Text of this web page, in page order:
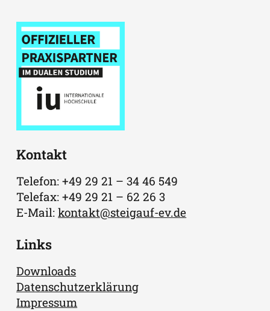
Kontakt
Telefon: +49 29 21 – 34 46 549
Telefax: +49 29 21 – 62 26 3
E-Mail:kontakt@steigauf-ev.de
Links
Downloads
Datenschutzerklärung
Impressum